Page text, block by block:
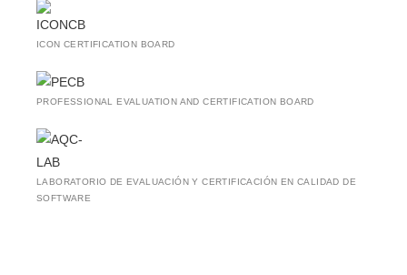
ICON CERTIFICATION BOARD
PROFESSIONAL EVALUATION AND CERTIFICATION BOARD
LABORATORIO DE EVALUACIÓN Y CERTIFICACIÓN EN CALIDAD DE
SOFTWARE